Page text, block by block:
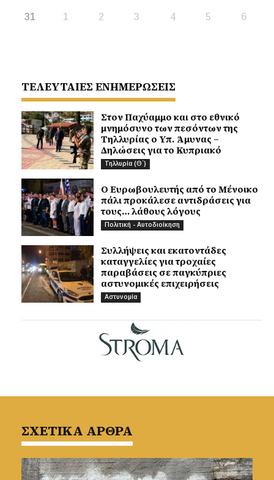
31 1 2 3 4 5 6
ΤΕΛΕΥΤΑΙΕΣ ΕΝΗΜΕΡΩΣΕΙΣ
Στον Παχύαμμο και στο εθνικό
μνημόσυνο των πεσόντων της
Τηλλυρίας ο Υπ. Άμυνας –
Δηλώσεις για το Κυπριακό
Τηλλυρία (Θ΄)
Ο Ευρωβουλευτής από το Μένοικο
πάλι προκάλεσε αντιδράσεις για
τους… λάθους λόγους
Πολιτική - Αυτοδιοίκηση
Συλλήψεις και εκατοντάδες
καταγγελίες για τροχαίες
παραβάσεις σε παγκύπριες
αστυνομικές επιχειρήσεις
Αστυνομία
ΣΧΕΤΙΚΑ ΑΡΘΡΑ